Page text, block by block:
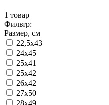
1 товар
Фильтр:
Размер, см
22,5x43
24x45
25x41
25x42
26x42
27x50
28x49